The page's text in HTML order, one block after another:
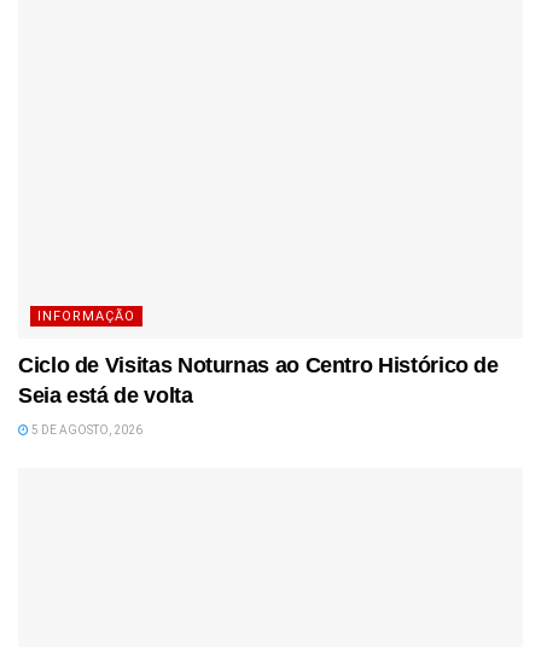
INFORMAÇÃO
Ciclo de Visitas Noturnas ao Centro Histórico de
Seia está de volta
5 DE AGOSTO, 2026